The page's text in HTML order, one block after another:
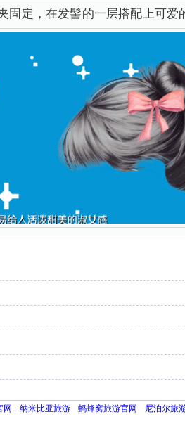
固定，在发髻的一层搭配上可爱
网 纳米比亚旅游 蚂蜂窝旅游官网 尼泊尔旅